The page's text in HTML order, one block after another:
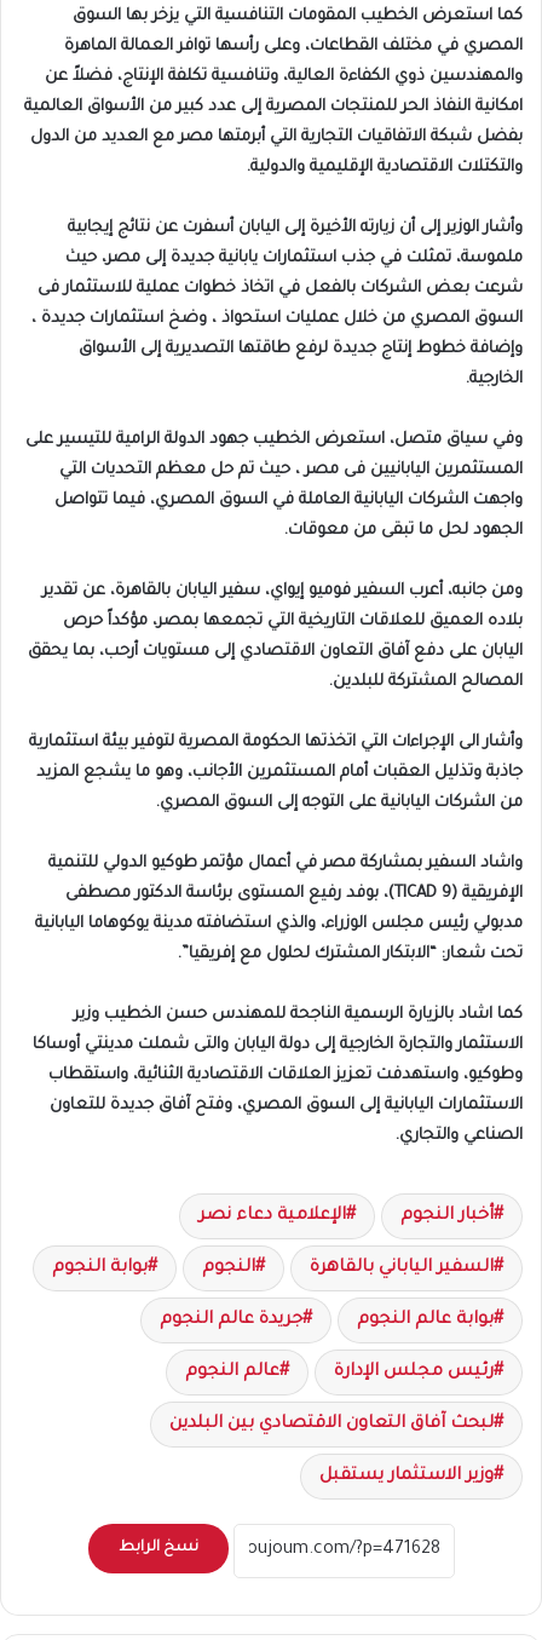
كما استعرض الخطيب المقومات التنافسية التي يزخر بها السوق
المصري في مختلف القطاعات، وعلى رأسها توافر العمالة الماهرة
والمهندسين ذوي الكفاءة العالية، وتنافسية تكلفة الإنتاج، فضلاً عن
امكانية النفاذ الحر للمنتجات المصرية إلى عدد كبير من الأسواق العالمية
بفضل شبكة الاتفاقيات التجارية التي أبرمتها مصر مع العديد من الدول
والتكتلات الاقتصادية الإقليمية والدولية.
وأشار الوزير إلى أن زيارته الأخيرة إلى اليابان أسفرت عن نتائج إيجابية
ملموسة، تمثلت في جذب استثمارات يابانية جديدة إلى مصر، حيث
شرعت بعض الشركات بالفعل في اتخاذ خطوات عملية للاستثمار فى
السوق المصري من خلال عمليات استحواذ ، وضخ استثمارات جديدة ،
وإضافة خطوط إنتاج جديدة لرفع طاقتها التصديرية إلى الأسواق
الخارجية.
وفي سياق متصل، استعرض الخطيب جهود الدولة الرامية للتيسير على
المستثمرين اليابانيين فى مصر ، حيث تم حل معظم التحديات التي
واجهت الشركات اليابانية العاملة في السوق المصري، فيما تتواصل
الجهود لحل ما تبقى من معوقات.
ومن جانبه، أعرب السفير فوميو إيواي، سفير اليابان بالقاهرة، عن تقدير
بلاده العميق للعلاقات التاريخية التي تجمعها بمصر، مؤكداً حرص
اليابان على دفع آفاق التعاون الاقتصادي إلى مستويات أرحب، بما يحقق
المصالح المشتركة للبلدين.
وأشار الى الإجراءات التي اتخذتها الحكومة المصرية لتوفير بيئة استثمارية
جاذبة وتذليل العقبات أمام المستثمرين الأجانب، وهو ما يشجع المزيد
من الشركات اليابانية على التوجه إلى السوق المصري.
واشاد السفير بمشاركة مصر في أعمال مؤتمر طوكيو الدولي للتنمية
الإفريقية (TICAD 9)، بوفد رفيع المستوى برئاسة الدكتور مصطفى
مدبولي رئيس مجلس الوزراء، والذي استضافته مدينة يوكوهاما اليابانية
تحت شعار: “الابتكار المشترك لحلول مع إفريقيا”.
كما اشاد بالزيارة الرسمية الناجحة للمهندس حسن الخطيب وزير
الاستثمار والتجارة الخارجية إلى دولة اليابان والتى شملت مدينتي أوساكا
وطوكيو، واستهدفت تعزيز العلاقات الاقتصادية الثنائية، واستقطاب
الاستثمارات اليابانية إلى السوق المصري، وفتح آفاق جديدة للتعاون
الصناعي والتجاري.
أخبار النجوم الإعلامية دعاء نصر
السفير الياباني بالقاهرة النجوم بوابة النجوم
بوابة عالم النجوم جريدة عالم النجوم
رئيس مجلس الإدارة عالم النجوم
لبحث آفاق التعاون الاقتصادي بين البلدين
وزير الاستثمار يستقبل
نسخ الرابط